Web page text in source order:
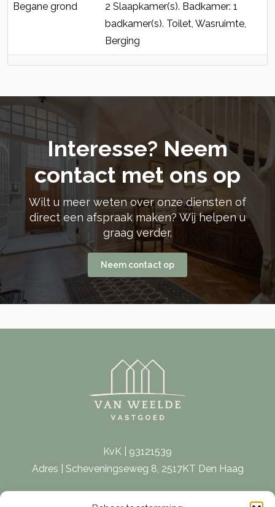
Begane grond
2 Slaapkamer(s). Badkamer: 1
badkamer(s). Toilet, Wasruimte,
Berging
Interesse? Neem
contact met ons op
Wilt u meer weten over onze diensten of
direct een afspraak maken? Wij helpen u
graag verder.
Neem contact op
KvK | 93121539
Adres | Scheveningseweg 8, 2517KT Den Haag